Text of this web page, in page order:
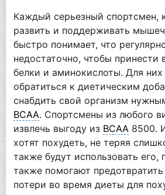
Каждый серьезный спортсмен,
развить и поддерживать
быстро понимает, что
недостаточно, чтобы принести
белки и аминокислоты. Для
обратиться к диетическим
снабдить свой организм
BCAA. Спортсмены из любого
извлечь выгоду из BCAA 8500.
хотят похудеть, не теряя
также будут использовать его,
также помогают
потери во время диеты для